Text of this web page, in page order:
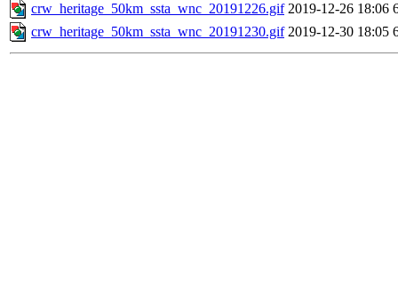
crw_heritage_50km_ssta_wnc_20191226.gif 2019-12-26 18:06
crw_heritage_50km_ssta_wnc_20191230.gif 2019-12-30 18:05